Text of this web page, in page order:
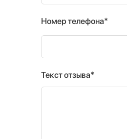
Номер телефона*
Текст отзыва*